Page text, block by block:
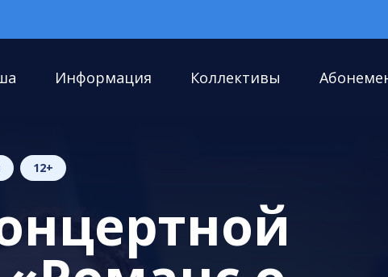
Информация Коллективы
12+